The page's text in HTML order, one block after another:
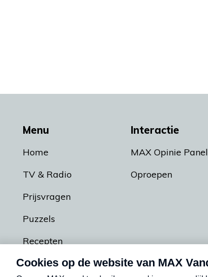
Menu
Home
TV & Radio
Prijsvragen
Puzzels
Recepten
Podcasts
Interactie
MAX Opinie Panel
Oproepen